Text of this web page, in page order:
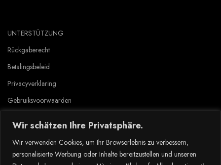
Wir schätzen Ihre Privatsphäre.
Wir verwenden Cookies, um Ihr Browserlebnis zu verbessern,
personalisierte Werbung oder Inhalte bereitzustellen und unseren
UNTERSTÜTZUNG
Rückgaberecht
Betalingsbeleid
Privacyverklaring
Gebruiksvoorwaarden
Copyright © 2023 Tlyard de. all rights reserved.